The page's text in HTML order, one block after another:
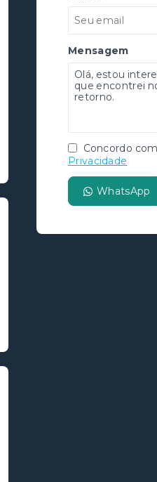
Mensagem
Concordo
Privacidade
WhatsApp